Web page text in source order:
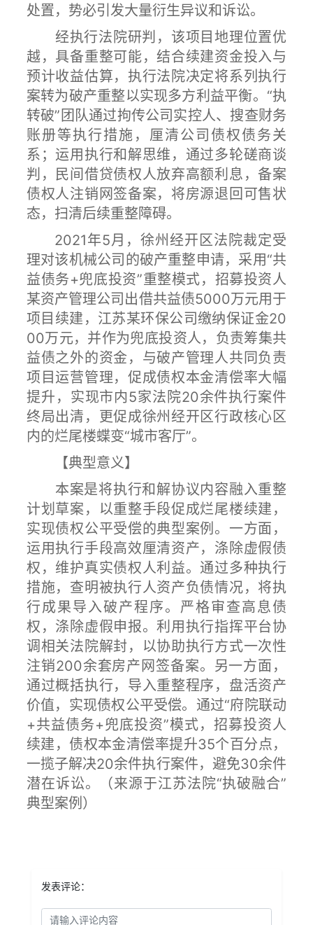
处置，势必引发大量衍生异议和诉讼。
经执行法院研判，该项目地理位置优
越，具备重整可能，结合续建资金投入与
预计收益估算，执行法院决定将系列执行
案转为破产重整以实现多方利益平衡。“执
转破”团队通过拘传公司实控人、搜查财务
账册等执行措施，厘清公司债权债务关
系；运用执行和解思维，通过多轮磋商谈
判，民间借贷债权人放弃高额利息，备案
债权人注销网签备案，将房源退回可售状
态，扫清后续重整障碍。
2021年5月，徐州经开区法院裁定受
理对该机械公司的破产重整申请，采用“共
益债务+兜底投资”重整模式，招募投资人
某资产管理公司出借共益债5000万元用于
项目续建，江苏某环保公司缴纳保证金20
00万元，并作为兜底投资人，负责筹集共
益债之外的资金，与破产管理人共同负责
项目运营管理，促成债权本金清偿率大幅
提升，实现市内5家法院20余件执行案件
终局出清，更促成徐州经开区行政核心区
内的烂尾楼蝶变“城市客厅”。
【典型意义】
本案是将执行和解协议内容融入重整
计划草案，以重整手段促成烂尾楼续建，
实现债权公平受偿的典型案例。一方面，
运用执行手段高效厘清资产，涤除虚假债
权，维护真实债权人利益。通过多种执行
措施，查明被执行人资产负债情况，将执
行成果导入破产程序。严格审查高息债
权，涤除虚假申报。利用执行指挥平台协
调相关法院解封，以协助执行方式一次性
注销200余套房产网签备案。另一方面，
通过概括执行，导入重整程序，盘活资产
价值，实现债权公平受偿。通过“府院联动
+共益债务+兜底投资”模式，招募投资人
续建，债权本金清偿率提升35个百分点，
一揽子解决20余件执行案件，避免30余件
潜在诉讼。（来源于江苏法院“执破融合”
典型案例）
发表评论：